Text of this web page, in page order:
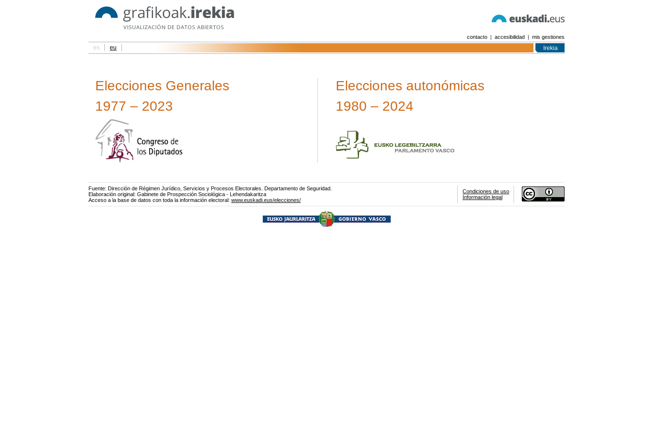
contacto | accesibilidad | mis gestiones
es eu Irekia
Elecciones Generales
1977 – 2023
Elecciones autonómicas
1980 – 2024
Fuente: Dirección de Régimen Jurídico, Servicios y Procesos Electorales. Departamento de Seguridad.
Elaboración original: Gabinete de Prospección Sociológica - Lehendakaritza
Acceso a la base de datos con toda la información electoral: www.euskadi.eus/elecciones/
Condiciones de uso
Información legal